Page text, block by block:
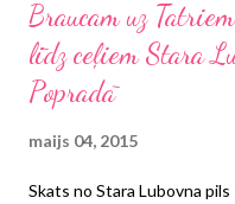
Braucam uz
līdz ceļiem Stara
Popradā
maijs 04, 2015
Skats no Stara Lubovna